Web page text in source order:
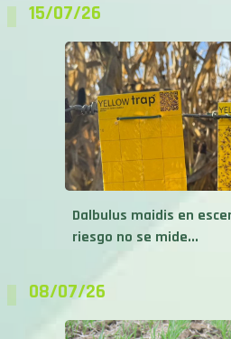
15/07/26
Dalbulus maidis en
riesgo no se mide...
08/07/26